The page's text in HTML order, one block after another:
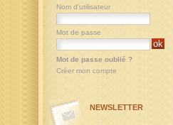
Nom d'utilisateur
Mot de passe
Mot de passe oublié ?
Créer mon compte
NEWSLETTER